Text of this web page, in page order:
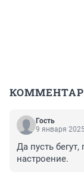
Гость
9 января
Да пусть
настроение.